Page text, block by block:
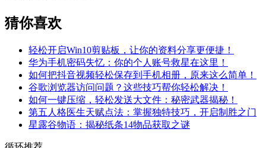
猜你喜欢
轻松开启Win10剪贴板，让你的资料分享更便捷！
华为手机密码失忆：你的个人账号救星在这里！
如何把抖音视频轻松保存到手机相册，原来这么简单！
谷歌浏览器访问问题？这些技巧帮你轻松解决！
如何一键压缩，轻松发送大文件：秘密武器揭秘！
第五人格医生天赋点法：掌握独特技巧，开启制胜之门
星露谷物语：揭秘纸条14物品获取之谜